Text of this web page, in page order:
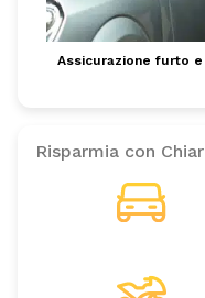
Assicurazione furto
Risparmia con